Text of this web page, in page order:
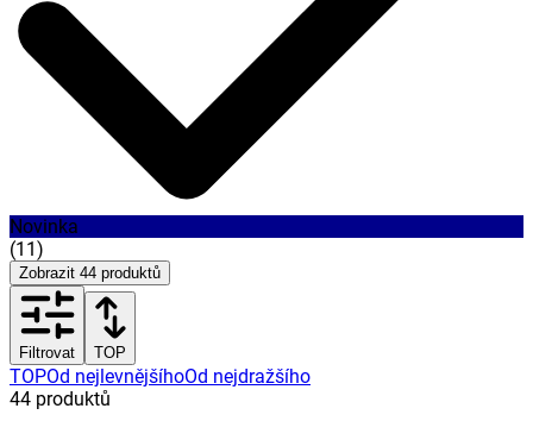
Novinka
(11 )
Zobrazit 44 produktů
Filtrovat TOP
TOPOd nejlevnějšíhoOd nejdražšího
44 produktů